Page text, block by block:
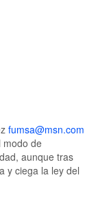
fumsa@msn.com
modo de
aunque tras
y ciega la ley del